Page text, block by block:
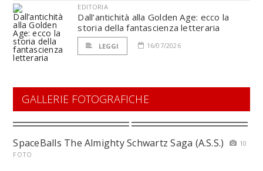
EDITORIA
Dall’antichità alla Golden Age: ecco la
storia della fantascienza letteraria
LEGGI 16/07/2026
GALLERIE FOTOGRAFICHE
SpaceBalls The Almighty Schwartz Saga (A.S.S.)
10
FOTO